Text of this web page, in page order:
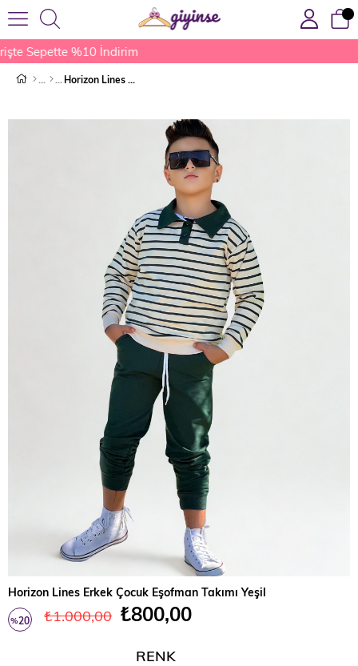
Sepette %10 İndirim
Horizon Lines Erkek Çocuk Eşofman Takımı Yeşil
Horizon Lines Erkek Çocuk Eşofman Takımı Yeşil
%20 ₺1.000,00 ₺800,00
RENK